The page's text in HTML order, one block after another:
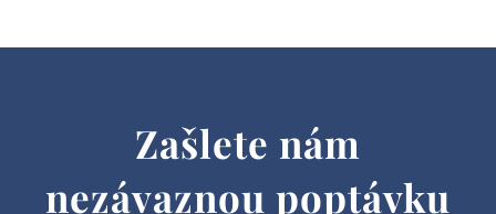
Zašlete nám
nezávaznou poptávku